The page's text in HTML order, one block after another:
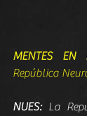
MENTES EN
República
NUES: La